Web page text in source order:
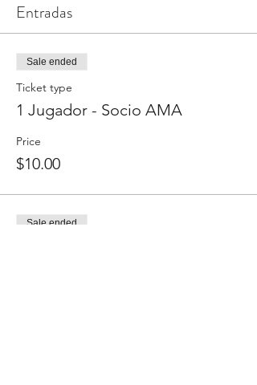
Entradas
Sale ended
Ticket type
1 Jugador - Socio AMA
Price
$10.00
Sale ended